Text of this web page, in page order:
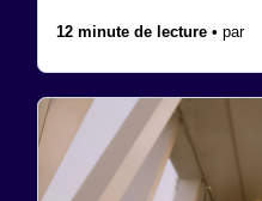
12 minute de lecture • par